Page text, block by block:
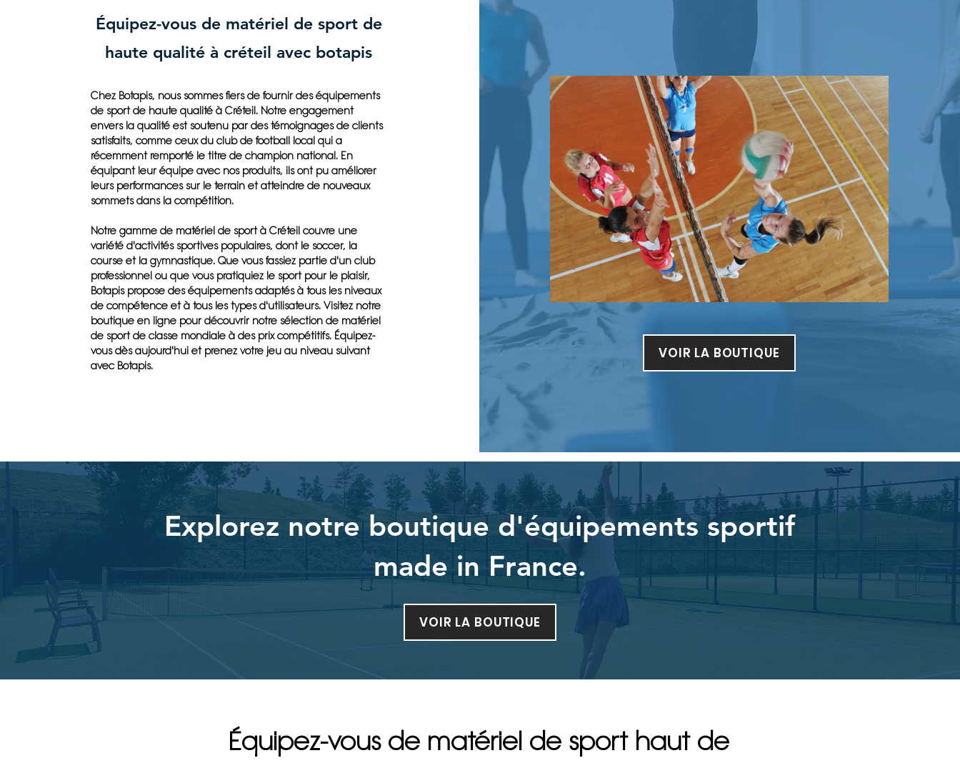
Équipez-vous de matériel de sport de
haute qualité à créteil avec botapis
Chez Botapis, nous sommes fiers de fournir des équipements
de sport de haute qualité à Créteil. Notre engagement
envers la qualité est soutenu par des témoignages de clients
satisfaits, comme ceux du club de football local qui a
récemment remporté le titre de champion national. En
équipant leur équipe avec nos produits, ils ont pu améliorer
leurs performances sur le terrain et atteindre de nouveaux
sommets dans la compétition.
Notre gamme de matériel de sport à Créteil couvre une
variété d'activités sportives populaires, dont le soccer, la
course et la gymnastique. Que vous fassiez partie d'un club
professionnel ou que vous pratiquiez le sport pour le plaisir,
Botapis propose des équipements adaptés à tous les niveaux
de compétence et à tous les types d'utilisateurs. Visitez notre
boutique en ligne pour découvrir notre sélection de matériel
de sport de classe mondiale à des prix compétitifs. Équipez-
vous dès aujourd'hui et prenez votre jeu au niveau suivant
avec Botapis.
VOIR LA BOUTIQUE
Explorez notre boutique d'équipements sportif
made in France.
VOIR LA BOUTIQUE
Équipez-vous de matériel de sport haut de